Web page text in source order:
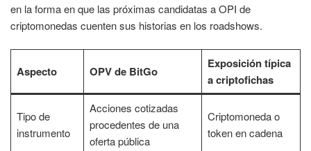
en la forma en que las próximas candidatas a OPI de
criptomonedas cuenten sus historias en los roadshows.
Aspecto OPV de BitGo
Exposición típica
a criptofichas
Tipo de
instrumento
Acciones cotizadas
procedentes de una
oferta pública
Criptomoneda o
token en cadena